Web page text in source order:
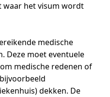
waar het visum wordt
medische
Deze moet eventuele
medische redenen of
dekken. De